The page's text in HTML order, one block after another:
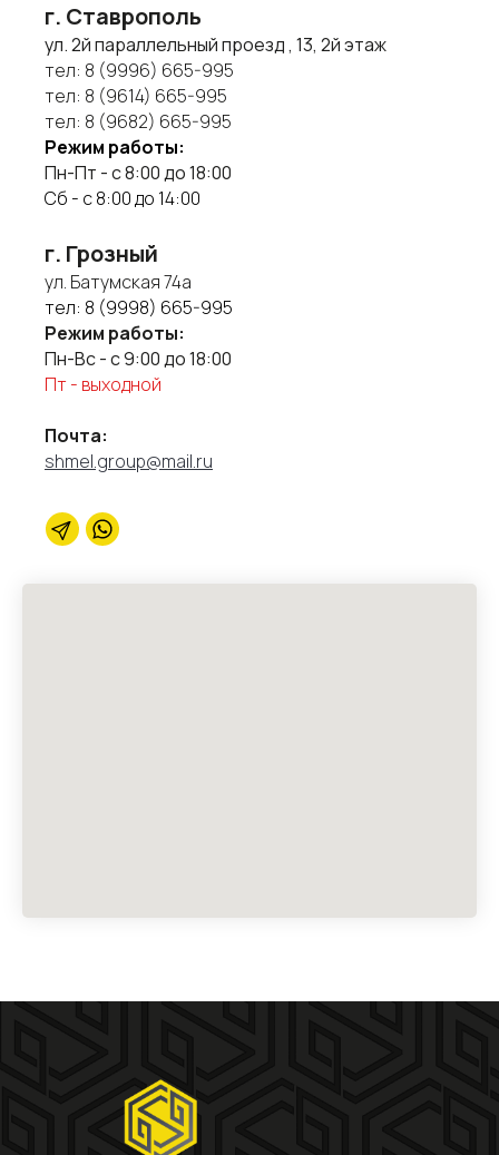
г. Ставрополь
ул. 2й параллельный проезд , 13, 2й этаж
тел: 8 (9996) 665-995
тел: 8 (9614) 665-995
тел: 8 (9682) 665-995
Режим работы:
Пн-Пт - с 8:00 до 18:00
Сб - с 8:00 до 14:00
г. Грозный
ул. Батумская 74а
тел: 8 (9998) 665-995
Режим работы:
Пн-Вс - с 9:00 до 18:00
Пт - выходной
Почта:
shmel.group@mail.ru